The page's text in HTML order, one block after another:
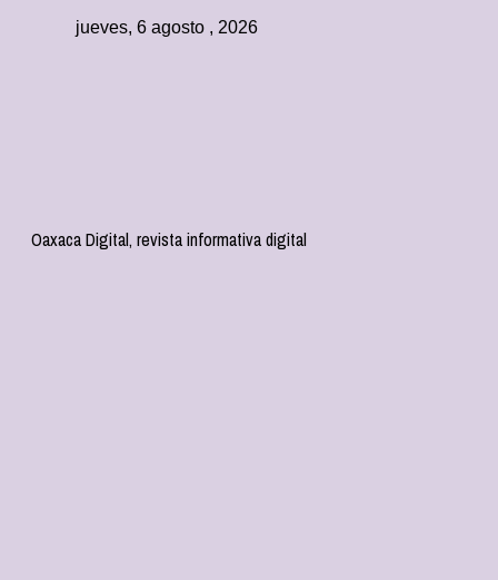
jueves, 6 agosto , 2026
Oaxaca Digital, revista informativa digital